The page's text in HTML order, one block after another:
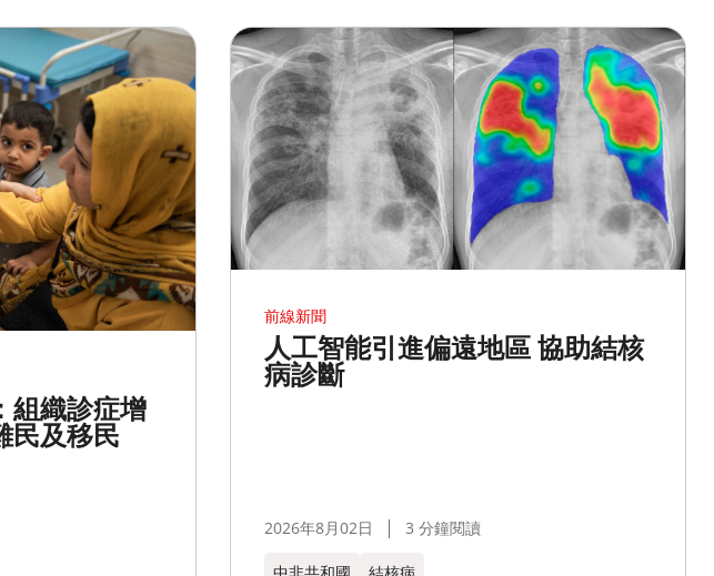
組織診症增
及移民
前線新聞
人工智能引進偏遠地區 協助結核
病診斷
2026年8月02日 3 分鐘閱讀